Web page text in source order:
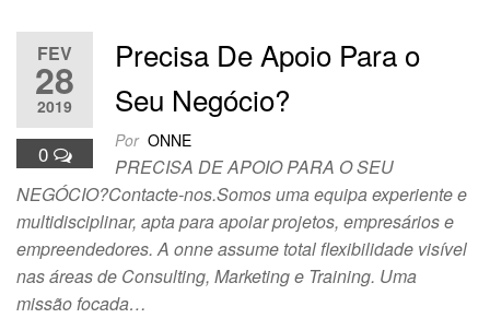
FEV
28
2019
0
Precisa De Apoio Para o
Seu Negócio?
Por ONNE
PRECISA DE APOIO PARA O SEU
NEGÓCIO?Contacte-nos.Somos uma equipa experiente e
multidisciplinar, apta para apoiar projetos, empresários e
empreendedores. A onne assume total flexibilidade visível
nas áreas de Consulting, Marketing e Training. Uma
missão focada…